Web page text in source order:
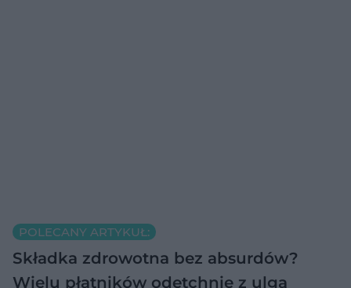
POLECANY ARTYKUŁ:
Składka zdrowotna bez absurdów?
Wielu płatników odetchnie z ulgą